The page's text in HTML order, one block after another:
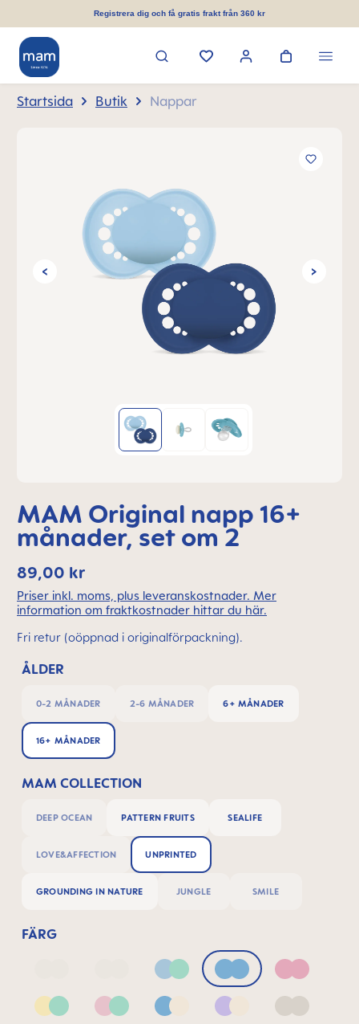
Registrera dig och få gratis frakt från 360 kr
Startsida Butik Nappar
MAM Original napp 16+
månader, set om 2
89,00 kr
Priser inkl. moms, plus leveranskostnader. Mer
information om fraktkostnader hittar du här.
Fri retur (oöppnad i originalförpackning).
ÅLDER
0-2 MÅNADER 2-6 MÅNADER 6+ MÅNADER
16+ MÅNADER
MAM COLLECTION
DEEP OCEAN PATTERN FRUITS SEALIFE
LOVE&AFFECTION UNPRINTED
GROUNDING IN NATURE JUNGLE SMILE
FÄRG
Neutral2 Blue & Green
Blue Pink
Yellow & GreenPink & GreenBlue & NeutralLilac & Neutral
Neutral